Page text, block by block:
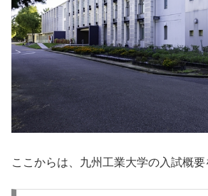
ここからは、九州工業大学の入試概要